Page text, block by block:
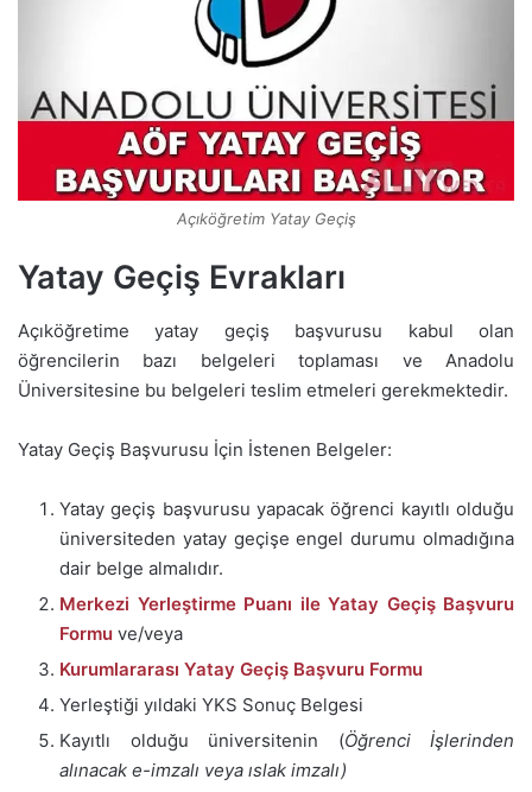
Açıköğretim Yatay Geçiş
Yatay Geçiş Evrakları
Açıköğretime yatay geçiş başvurusu kabul olan
öğrencilerin bazı belgeleri toplaması ve Anadolu
Üniversitesine bu belgeleri teslim etmeleri gerekmektedir.
Yatay Geçiş Başvurusu İçin İstenen Belgeler:
Yatay geçiş başvurusu yapacak öğrenci kayıtlı olduğu
üniversiteden yatay geçişe engel durumu olmadığına
dair belge almalıdır.
Merkezi Yerleştirme Puanı ile Yatay Geçiş Başvuru
Formu ve/veya
Kurumlararası Yatay Geçiş Başvuru Formu
Yerleştiği yıldaki YKS Sonuç Belgesi
Kayıtlı olduğu üniversitenin (Öğrenci İşlerinden
alınacak e-imzalı veya ıslak imzalı)